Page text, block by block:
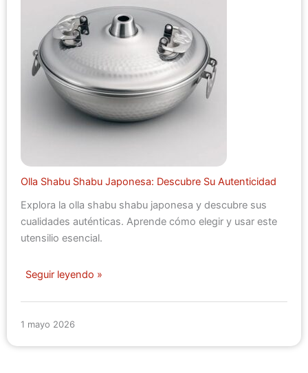
Olla Shabu Shabu Japonesa: Descubre Su Autenticidad
Explora la olla shabu shabu japonesa y descubre sus
cualidades auténticas. Aprende cómo elegir y usar este
utensilio esencial.
Seguir leyendo »
1 mayo 2026